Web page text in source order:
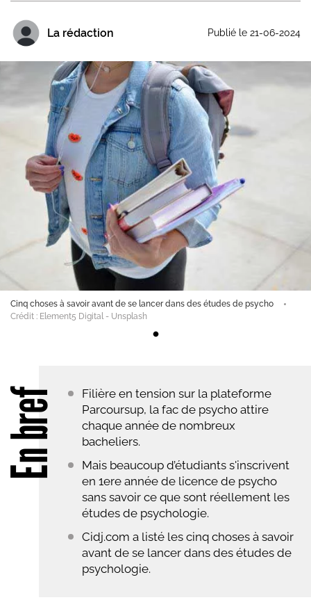
La rédaction Publié le 21-06-2024
bref
Filière en tension sur la plateforme
Parcoursup, la fac de psycho attire
chaque année de nombreux
bacheliers.
Mais beaucoup d’étudiants s'inscrivent
en 1ere année de licence de psycho
sans savoir ce que sont réellement les
études de psychologie.
Cidj.com a listé les cinq choses à savoir
avant de se lancer dans des études de
psychologie.
Cinq choses à savoir avant de se lancer dans des études de psycho
Crédit : Element5 Digital - Unsplash